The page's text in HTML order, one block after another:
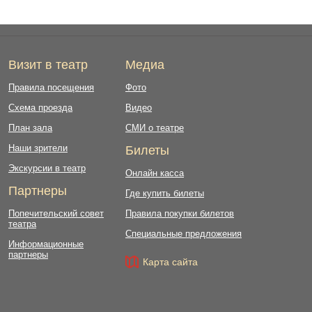
Визит в театр
Правила посещения
Схема проезда
План зала
Наши зрители
Экскурсии в театр
Партнеры
Попечительский совет
театра
Информационные
партнеры
Медиа
Фото
Видео
СМИ о театре
Билеты
Онлайн касса
Где купить билеты
Правила покупки билетов
Специальные предложения
Карта сайта